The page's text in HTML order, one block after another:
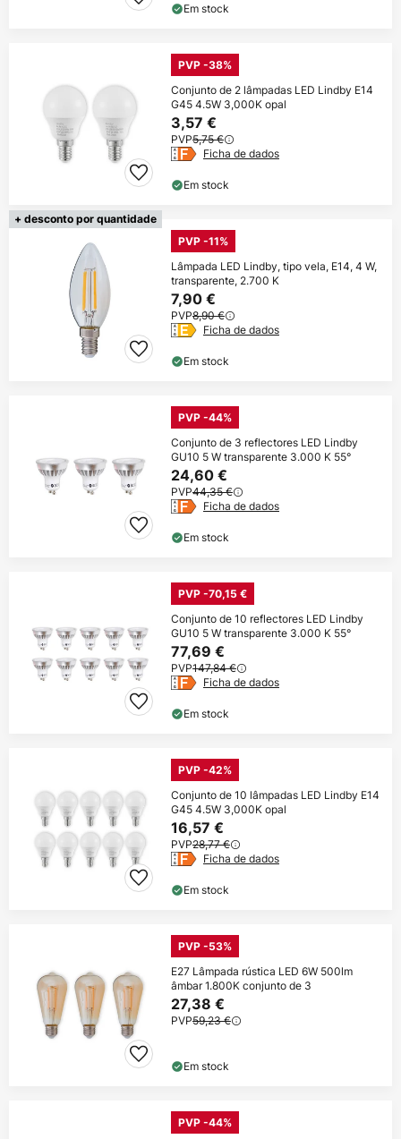
Em stock
PVP -38%
Conjunto de 2 lâmpadas LED Lindby E14
G45 4.5W 3,000K opal
3,57 €
PVP5,75 €
Ficha de dados
Em stock
+ desconto por quantidade
PVP -11%
Lâmpada LED Lindby, tipo vela, E14, 4 W,
transparente, 2.700 K
7,90 €
PVP8,90 €
Ficha de dados
Em stock
PVP -44%
Conjunto de 3 reflectores LED Lindby
GU10 5 W transparente 3.000 K 55°
24,60 €
PVP44,35 €
Ficha de dados
Em stock
PVP -70,15 €
Conjunto de 10 reflectores LED Lindby
GU10 5 W transparente 3.000 K 55°
77,69 €
PVP147,84 €
Ficha de dados
Em stock
PVP -42%
Conjunto de 10 lâmpadas LED Lindby E14
G45 4.5W 3,000K opal
16,57 €
PVP28,77 €
Ficha de dados
Em stock
PVP -53%
E27 Lâmpada rústica LED 6W 500lm
âmbar 1.800K conjunto de 3
27,38 €
PVP59,23 €
Em stock
PVP -44%